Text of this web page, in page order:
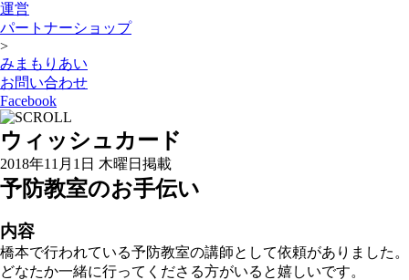
運営
パートナーショップ
>
みまもりあい
お問い合わせ
Facebook
ウィッシュカード
2018年11月1日 木曜日掲載
予防教室のお手伝い
内容
橋本で行われている予防教室の講師として依頼がありました。
どなたか一緒に行ってくださる方がいると嬉しいです。